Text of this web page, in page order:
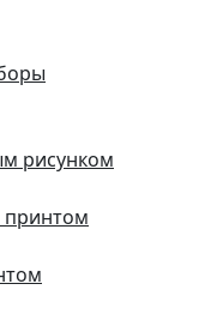
рисунком
принтом